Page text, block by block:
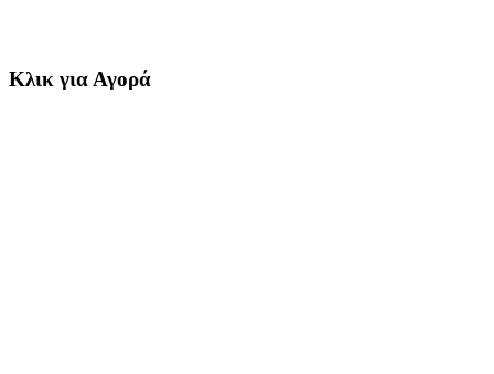
Κλικ για Αγορά